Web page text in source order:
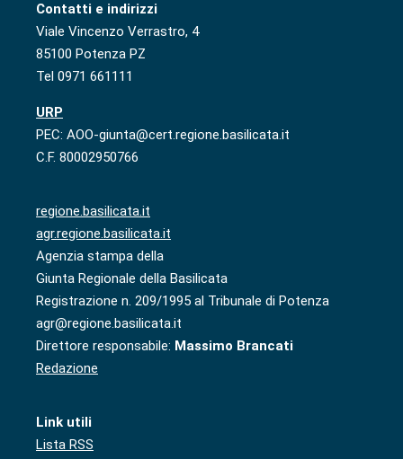
Contatti e indirizzi
Viale Vincenzo Verrastro, 4
85100 Potenza PZ
Tel 0971 661111
URP
PEC: AOO-giunta@cert.regione.basilicata.it
C.F. 80002950766
regione.basilicata.it
agr.regione.basilicata.it
Agenzia stampa della
Giunta Regionale della Basilicata
Registrazione n. 209/1995 al Tribunale di Potenza
agr@regione.basilicata.it
Direttore responsabile: Massimo Brancati
Redazione
Link utili
Lista RSS